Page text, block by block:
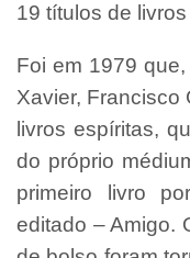
19 títulos de
Foi em 1979
Xavier, Francisco
livros espíritas,
do próprio
primeiro livro
editado – Amigo.